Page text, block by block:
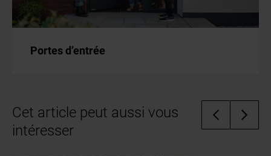
Portes d’entrée
Cet article peut aussi vous
intéresser